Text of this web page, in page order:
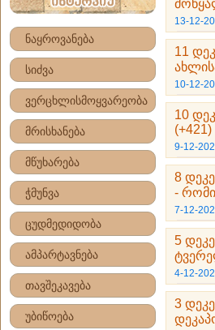
ნაყროვანება
სიძვა
ვერცხლისმოყვარეობა
მრისხანება
მწუხარება
ჭმუნვა
ცუდმედიდობა
ამპარტავნება
თავშეკავება
უბიწოება
13-12-
11
10-12-
10
(+421)
9-12-
8
-
7-12-
5
4-12-
3